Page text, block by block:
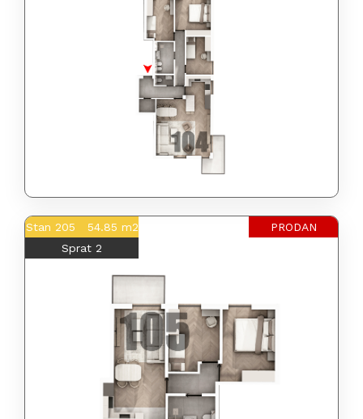
Stan 205 54.85 m2
Sprat 2
PRODAN